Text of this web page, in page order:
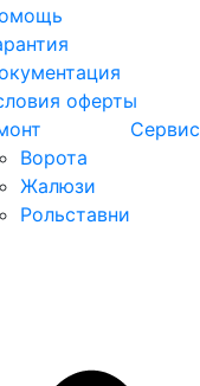
оферты
Ворота
Жалюзи
Рольставни
Сервис